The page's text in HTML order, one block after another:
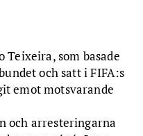
Teixeira, som basade
och satt i FIFA:s
emot motsvarande
och arresteringarna